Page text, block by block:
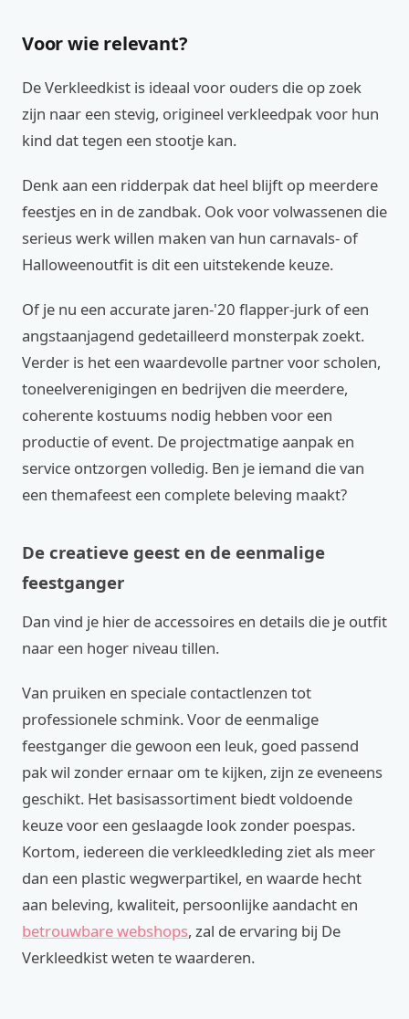
Voor wie relevant?
De Verkleedkist is ideaal voor ouders die op zoek
zijn naar een stevig, origineel verkleedpak voor hun
kind dat tegen een stootje kan.
Denk aan een ridderpak dat heel blijft op meerdere
feestjes en in de zandbak. Ook voor volwassenen die
serieus werk willen maken van hun carnavals- of
Halloweenoutfit is dit een uitstekende keuze.
Of je nu een accurate jaren-'20 flapper-jurk of een
angstaanjagend gedetailleerd monsterpak zoekt.
Verder is het een waardevolle partner voor scholen,
toneelverenigingen en bedrijven die meerdere,
coherente kostuums nodig hebben voor een
productie of event. De projectmatige aanpak en
service ontzorgen volledig. Ben je iemand die van
een themafeest een complete beleving maakt?
De creatieve geest en de eenmalige
feestganger
Dan vind je hier de accessoires en details die je outfit
naar een hoger niveau tillen.
Van pruiken en speciale contactlenzen tot
professionele schmink. Voor de eenmalige
feestganger die gewoon een leuk, goed passend
pak wil zonder ernaar om te kijken, zijn ze eveneens
geschikt. Het basisassortiment biedt voldoende
keuze voor een geslaagde look zonder poespas.
Kortom, iedereen die verkleedkleding ziet als meer
dan een plastic wegwerpartikel, en waarde hecht
aan beleving, kwaliteit, persoonlijke aandacht en
betrouwbare webshops, zal de ervaring bij De
Verkleedkist weten te waarderen.